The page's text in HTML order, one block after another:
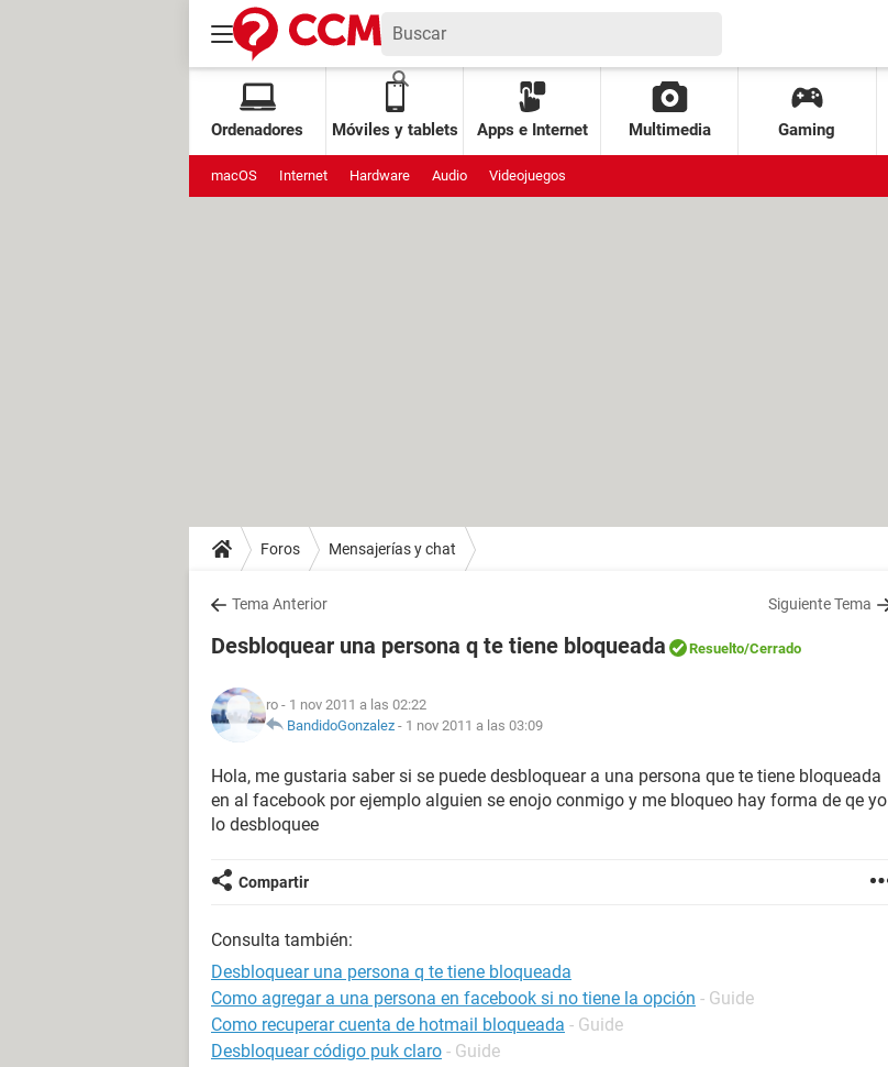
Ordenadores Móviles y tablets Apps e Internet Multimedia Gaming
macOS Internet Hardware Audio Videojuegos
Foros Mensajerías y chat
Tema Anterior Siguiente Tema
Desbloquear una persona q te tiene bloqueada Resuelto/Cerrado
ro - 1 nov 2011 a las 02:22
BandidoGonzalez - 1 nov 2011 a las 03:09
Hola, me gustaria saber si se puede desbloquear a una persona que te tiene bloqueada
en al facebook por ejemplo alguien se enojo conmigo y me bloqueo hay forma de qe yo
lo desbloquee
Compartir
Consulta también:
Desbloquear una persona q te tiene bloqueada
Como agregar a una persona en facebook si no tiene la opción - Guide
Como recuperar cuenta de hotmail bloqueada - Guide
Desbloquear código puk claro - Guide